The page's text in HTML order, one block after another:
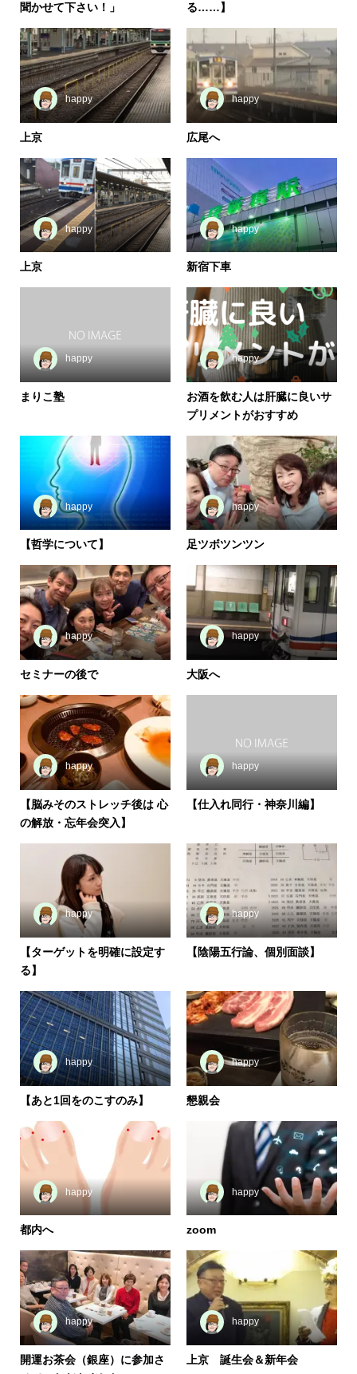
聞かせて下さい！」
る……】
happy
上京
happy
広尾へ
happy
上京
happy
新宿下車
happy
まりこ塾
happy
お酒を飲む人は肝臓に良いサ
プリメントがおすすめ
happy
【哲学について】
happy
足ツボツンツン
happy
セミナーの後で
happy
大阪へ
happy
【脳みそのストレッチ後は 心
の解放・忘年会突入】
happy
【仕入れ同行・神奈川編】
happy
【ターゲットを明確に設定す
る】
happy
【陰陽五行論、個別面談】
happy
【あと1回をのこすのみ】
happy
懇親会
happy
都内へ
happy
zoom
happy
開運お茶会（銀座）に参加さ
happy
上京 誕生会＆新年会